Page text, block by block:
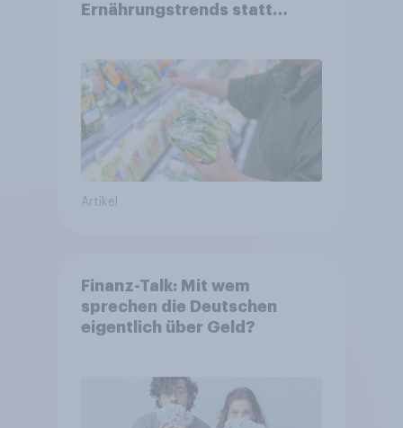
Ernährungstrends statt
Artikel
Finanz-Talk: Mit wem
sprechen die Deutschen
eigentlich über Geld?